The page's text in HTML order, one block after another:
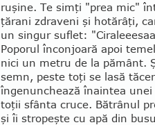
ruşine. Te simţi "prea mic"
ţărani zdraveni şi hotă­râţi,
un singur su­flet:
Poporul înconjoară apoi
nici un metru de la pământ.
semn, peste toţi se lasă
înge­nunchează înain­tea
toţii sfânta cruce. Bătrânul
şi îi stropeşte cu apă din